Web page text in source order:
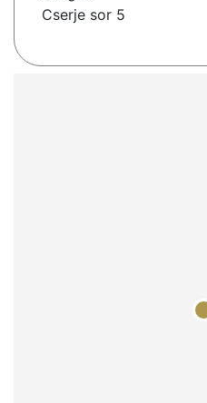
Cserje sor 5